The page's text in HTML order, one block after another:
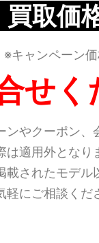
買取価
※キャンペーン
せく
ンやクーポン、
は適用外となり
載されたモデル
軽にご相談くだ